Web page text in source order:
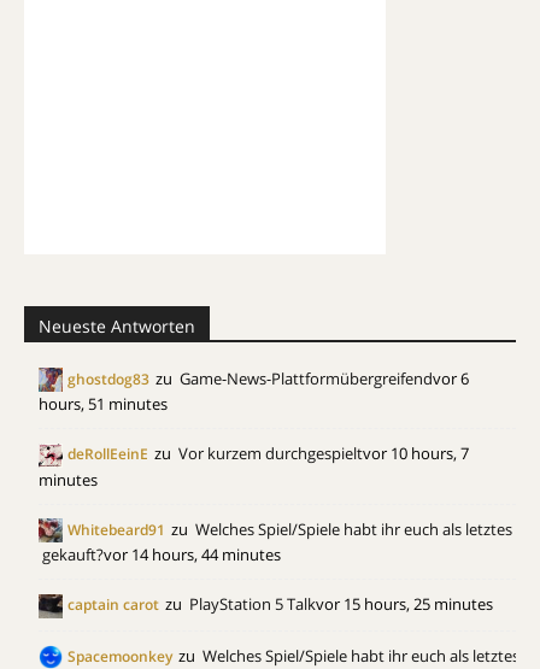
Neueste Antworten
ghostdog83 zu Game-News-Plattformübergreifendvor 6
hours, 51 minutes
deRollEeinE zu Vor kurzem durchgespieltvor 10 hours, 7
minutes
Whitebeard91 zu Welches Spiel/Spiele habt ihr euch als letztes
gekauft?vor 14 hours, 44 minutes
captain carot zu PlayStation 5 Talkvor 15 hours, 25 minutes
Spacemoonkey zu Welches Spiel/Spiele habt ihr euch als letztes